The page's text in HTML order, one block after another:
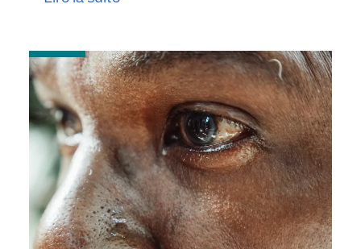
-
Ce
qui
fait
pleurer
les
yeux